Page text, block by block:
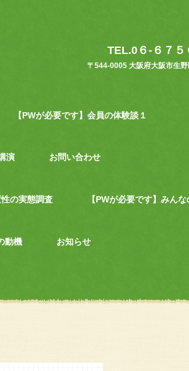
TEL.0６-６７５
〒544-0005 大阪府大阪市生
【PWが必要です】会員の体験談１
演 お問い合わせ
性の実態調査 【PWが必要です】みん
動機 お知らせ